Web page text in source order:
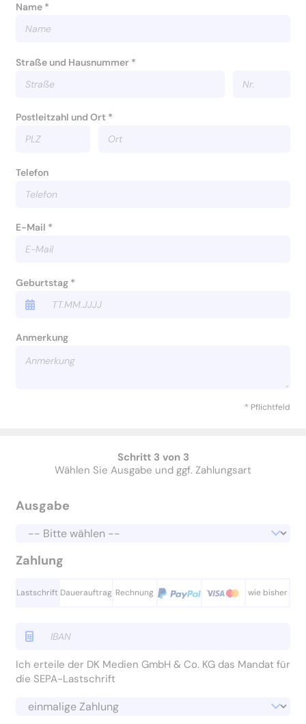
Name *
Straße und Hausnummer *
Postleitzahl und Ort *
Telefon
E-Mail *
Geburtstag *
Anmerkung
* Pflichtfeld
Schritt 3 von 3
Wählen Sie Ausgabe und ggf. Zahlungsart
Ausgabe
Zahlung
Lastschrift Dauerauftrag Rechnung wie bisher
Ich erteile der DK Medien GmbH & Co. KG das Mandat für
die SEPA-Lastschrift